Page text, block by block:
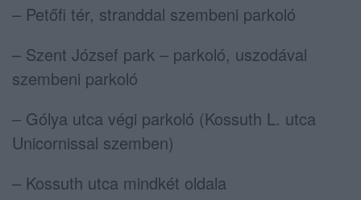
– Petőfi tér, stranddal szembeni parkoló
– Szent József park – parkoló, uszodával
szembeni parkoló
– Gólya utca végi parkoló (Kossuth L. utca
Unicornissal szemben)
– Kossuth utca mindkét oldala